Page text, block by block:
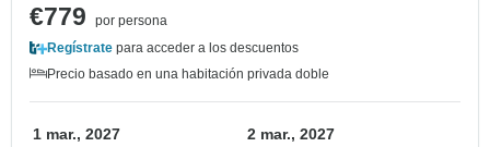
€779
por persona
Regístrate para acceder a los descuentos
Precio basado en una habitación privada doble
1 mar., 2027 2 mar., 2027